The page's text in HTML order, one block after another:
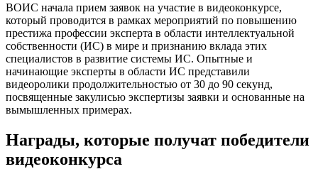
ВОИС начала прием заявок на участие в видеоконкурсе,
который проводится в рамках мероприятий по повышению
престижа профессии эксперта в области интеллектуальной
собственности (ИС) в мире и признанию вклада этих
специалистов в развитие системы ИС. Опытные и
начинающие эксперты в области ИС представили
видеоролики продолжительностью от 30 до 90 секунд,
посвященные закулисью экспертизы заявки и основанные на
вымышленных примерах.
Награды, которые получат победители
видеоконкурса